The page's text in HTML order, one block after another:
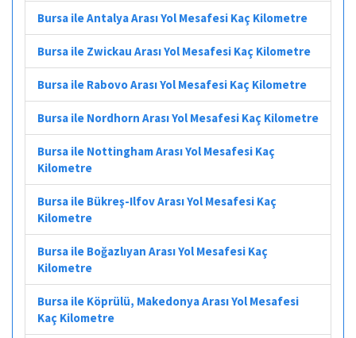
Bursa ile Antalya Arası Yol Mesafesi Kaç Kilometre
Bursa ile Zwickau Arası Yol Mesafesi Kaç Kilometre
Bursa ile Rabovo Arası Yol Mesafesi Kaç Kilometre
Bursa ile Nordhorn Arası Yol Mesafesi Kaç Kilometre
Bursa ile Nottingham Arası Yol Mesafesi Kaç
Kilometre
Bursa ile Bükreş-Ilfov Arası Yol Mesafesi Kaç
Kilometre
Bursa ile Boğazlıyan Arası Yol Mesafesi Kaç
Kilometre
Bursa ile Köprülü, Makedonya Arası Yol Mesafesi
Kaç Kilometre